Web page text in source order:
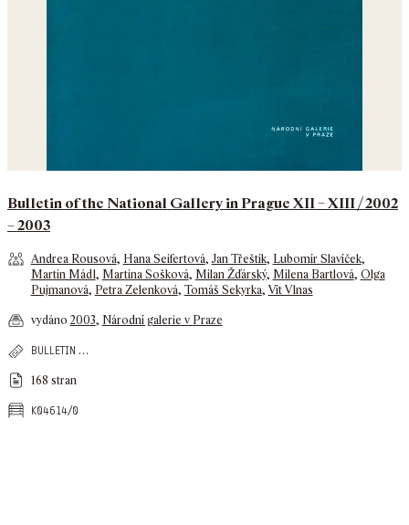
Bulletin of the National Gallery in Prague XII – XIII / 2002
– 2003
Andrea Rousová, Hana Seifertová,Jan Třeštík, Lubomír Slavíček,
Martin Mádl, Martina Sošková, Milan Žďárský, Milena Bartlová, Olga
Pujmanová, Petra Zelenková, Tomáš Sekyrka, Vít Vlnas
vydáno 2003, Národní galerie v Praze
bulletin …
168 stran
k04614/0